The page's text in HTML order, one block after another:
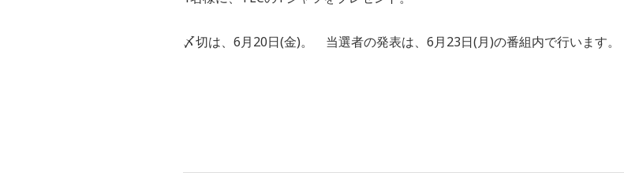
〆切は、6月20日(金)。 当選者の発表は、6月23日(月)の番組内で行います。